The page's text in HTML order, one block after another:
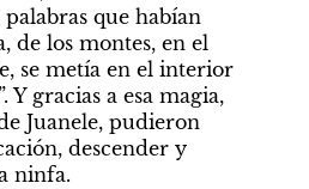
palabras que habían
de los montes, en el
se metía en el interior
Y gracias a esa magia,
Juanele, pudieron
descender y
ninfa.